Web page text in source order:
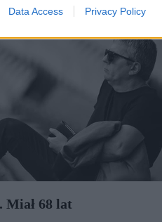
Data Access Privacy Policy
Miał 68 lat